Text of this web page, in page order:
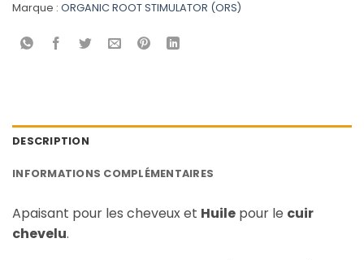
Marque : ORGANIC ROOT STIMULATOR (ORS)
DESCRIPTION
INFORMATIONS COMPLÉMENTAIRES
Apaisant pour les cheveux et Huile pour le cuir
chevelu.